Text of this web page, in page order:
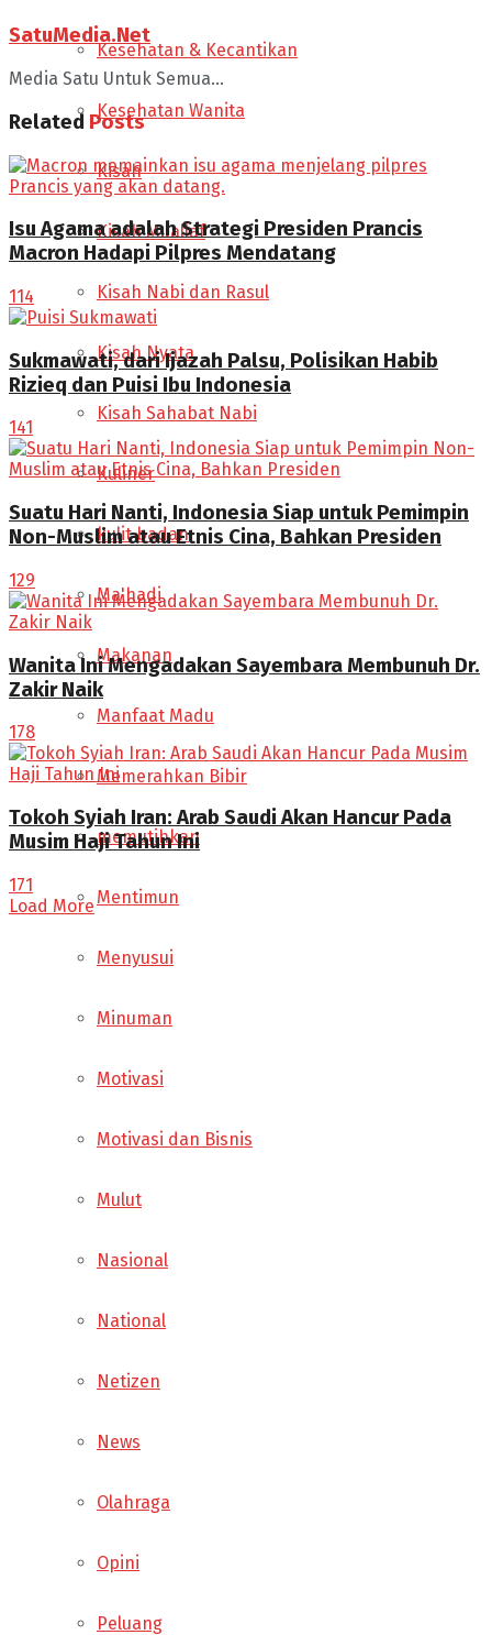
Kesehatan & Kecantikan
Kesehatan Wanita
Kisah
Kisah Muallaf
Kisah Nabi dan Rasul
Kisah Nyata
Kisah Sahabat Nabi
Kuliner
kulit badan
Ma'hadi
Makanan
Manfaat Madu
Memerahkan Bibir
memutihkan
Mentimun
Menyusui
Minuman
Motivasi
Motivasi dan Bisnis
Mulut
Nasional
National
Netizen
News
Olahraga
Opini
Peluang
SatuMedia.Net
Media Satu Untuk Semua...
Related Posts
Isu Agama adalah Strategi Presiden Prancis
Macron Hadapi Pilpres Mendatang
114
Sukmawati, dari Ijazah Palsu, Polisikan Habib
Rizieq dan Puisi Ibu Indonesia
141
Suatu Hari Nanti, Indonesia Siap untuk Pemimpin
Non-Muslim atau Etnis Cina, Bahkan Presiden
129
Wanita Ini Mengadakan Sayembara Membunuh Dr.
Zakir Naik
178
Tokoh Syiah Iran: Arab Saudi Akan Hancur Pada
Musim Haji Tahun Ini
171
Load More